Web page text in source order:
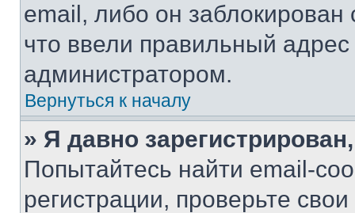
email, либо он
что ввели правильный адрес
администратором.
Вернуться к началу
» Я давно
Попытайтесь найти email-
регистрации, проверьте